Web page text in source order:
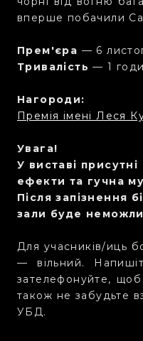
вперше побачили
Прем'єра — 6
Тривалість — 1
Нагороди:
Премія імені Леся
Увага!
У виставі присутні
ефекти та гучна
Після запізнення
зали буде
Для учасників/иць
— вільний.
зателефонуйте,
також не забудьте
УБД.